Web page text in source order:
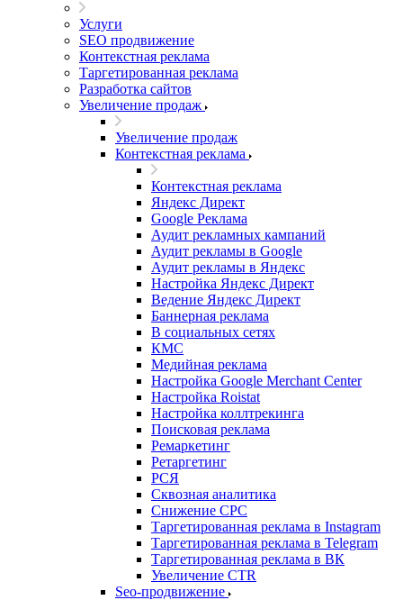
Услуги
SEO продвижение
Контекстная реклама
Таргетированная реклама
Разработка сайтов
Увеличение продаж
Увеличение продаж
Контекстная реклама
Контекстная реклама
Яндекс Директ
Google Реклама
Аудит рекламных кампаний
Аудит рекламы в Google
Аудит рекламы в Яндекс
Настройка Яндекс Директ
Ведение Яндекс Директ
Баннерная реклама
В социальных сетях
КМС
Медийная реклама
Настройка Google Merchant Center
Настройка Roistat
Настройка коллтрекинга
Поисковая реклама
Ремаркетинг
Ретаргетинг
РСЯ
Сквозная аналитика
Снижение CPC
Таргетированная реклама в Instagram
Таргетированная реклама в Telegram
Таргетированная реклама в ВК
Увеличение CTR
Seo-продвижение